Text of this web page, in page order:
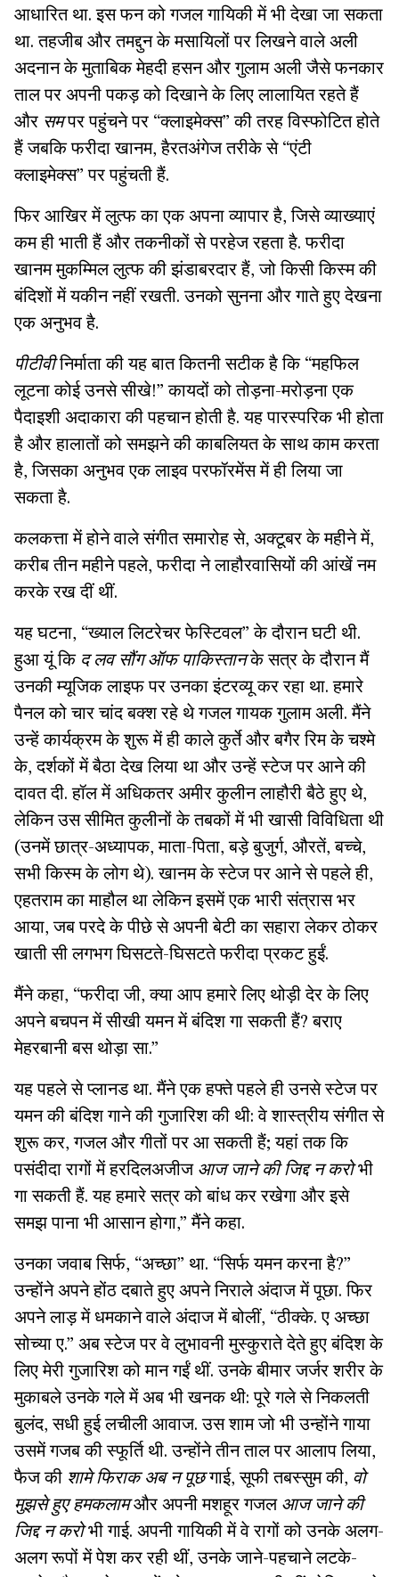
आधारित था. इस फन को गजल गायिकी में भी देखा जा सकता
था. तहजीब और तमद्दुन के मसायिलों पर लिखने वाले अली
अदनान के मुताबिक मेहदी हसन और गुलाम अली जैसे फनकार
ताल पर अपनी पकड़ को दिखाने के लिए लालायित रहते हैं
और समपर पहुंचने पर “क्लाइमेक्स” की तरह विस्फोटित होते
हैं जबकि फरीदा खानम, हैरतअंगेज तरीके से “एंटी
क्लाइमेक्स” पर पहुंचती हैं.
फिर आखिर में लुत्फ का एक अपना व्यापार है, जिसे व्याख्याएं
कम ही भाती हैं और तकनीकों से परहेज रहता है. फरीदा
खानम मुकम्मिल लुत्फ की झंडाबरदार हैं, जो किसी किस्म की
बंदिशों में यकीन नहीं रखती. उनको सुनना और गाते हुए देखना
एक अनुभव है.
पीटीवीनिर्माता की यह बात कितनी सटीक है कि “महफिल
लूटना कोई उनसे सीखे!” कायदों को तोड़ना-मरोड़ना एक
पैदाइशी अदाकारा की पहचान होती है. यह पारस्परिक भी होता
है और हालातों को समझने की काबलियत के साथ काम करता
है, जिसका अनुभव एक लाइव परफॉरमेंस में ही लिया जा
सकता है.
कलकत्ता में होने वाले संगीत समारोह से, अक्टूबर के महीने में,
करीब तीन महीने पहले, फरीदा ने लाहौरवासियों की आंखें नम
करके रख दीं थीं.
यह घटना, “ख्याल लिटरेचर फेस्टिवल” के दौरान घटी थी.
हुआ यूं कि द लव सौंग ऑफ पाकिस्तानके सत्र के दौरान मैं
उनकी म्यूजिक लाइफ पर उनका इंटरव्यू कर रहा था. हमारे
पैनल को चार चांद बक्श रहे थे गजल गायक गुलाम अली. मैंने
उन्हें कार्यक्रम के शुरू में ही काले कुर्ते और बगैर रिम के चश्मे
के, दर्शकों में बैठा देख लिया था और उन्हें स्टेज पर आने की
दावत दी. हॉल में अधिकतर अमीर कुलीन लाहौरी बैठे हुए थे,
लेकिन उस सीमित कुलीनों के तबकों में भी खासी विविधिता थी
(उनमें छात्र-अध्यापक, माता-पिता, बड़े बुजुर्ग, औरतें, बच्चे,
सभी किस्म के लोग थे). खानम के स्टेज पर आने से पहले ही,
एहतराम का माहौल था लेकिन इसमें एक भारी संत्रास भर
आया, जब परदे के पीछे से अपनी बेटी का सहारा लेकर ठोकर
खाती सी लगभग घिसटते-घिसटते फरीदा प्रकट हुईं.
मैंने कहा, “फरीदा जी, क्या आप हमारे लिए थोड़ी देर के लिए
अपने बचपन में सीखी यमन में बंदिश गा सकती हैं? बराए
मेहरबानी बस थोड़ा सा.”
यह पहले से प्लानड था. मैंने एक हफ्ते पहले ही उनसे स्टेज पर
यमन की बंदिश गाने की गुजारिश की थी: वे शास्त्रीय संगीत से
शुरू कर, गजल और गीतों पर आ सकती हैं; यहां तक कि
पसंदीदा रागों में हरदिलअजीज आज जाने की जिद्द न करोभी
गा सकती हैं. यह हमारे सत्र को बांध कर रखेगा और इसे
समझ पाना भी आसान होगा,” मैंने कहा.
उनका जवाब सिर्फ, “अच्छा” था. “सिर्फ यमन करना है?”
उन्होंने अपने होंठ दबाते हुए अपने निराले अंदाज में पूछा. फिर
अपने लाड़ में धमकाने वाले अंदाज में बोलीं, “ठीक्के. ए अच्छा
सोच्या ए.” अब स्टेज पर वे लुभावनी मुस्कुराते देते हुए बंदिश के
लिए मेरी गुजारिश को मान गईं थीं. उनके बीमार जर्जर शरीर के
मुकाबले उनके गले में अब भी खनक थी: पूरे गले से निकलती
बुलंद, सधी हुई लचीली आवाज. उस शाम जो भी उन्होंने गाया
उसमें गजब की स्फूर्ति थी. उन्होंने तीन ताल पर आलाप लिया,
फैज की शामे फिराक अब न पूछगाई, सूफी तबस्सुम की, वो
मुझसे हुए हमकलामऔर अपनी मशहूर गजल आज जाने की
जिद्द न करोभी गाई. अपनी गायिकी में वे रागों को उनके अलग-
अलग रूपों में पेश कर रही थीं, उनके जाने-पहचाने लटके-